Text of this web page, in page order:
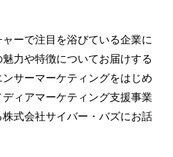
ーで注目を浴びている企業に
力や特徴についてお届けする
サーマーケティングをはじめ
ィアマーケティング支援事業
式会社サイバー・バズにお話